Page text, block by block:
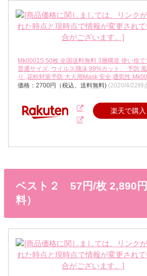
Mk0001S 50枚 全国送料無料 3層構造 使い捨て
普通サイズ, ウイルス飛沫 99%カット、 予防 風
り ,花粉対策予防 大人用Mask 安全,通気性
価格：2700円（税込、送料無料) (2020/4/22時
楽天で購入
ベスト２ 57円/枚 2,890
料）